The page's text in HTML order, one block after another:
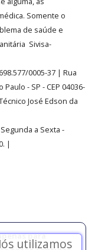
Somente o
de saúde e
Sivisa-
0005-37 | Rua
Paulo - SP - CEP 04036-
José Edson da
a Sexta -
. |
para
utilizamos